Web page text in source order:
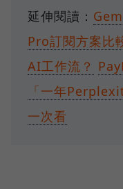
延伸閱讀：
Pro訂閱方案比
AI工作流？
「一年
一次看